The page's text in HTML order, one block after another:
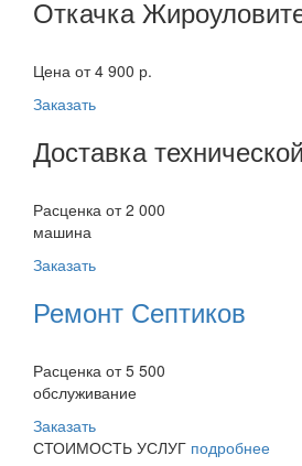
Откачка
Цена от 4 900 р.
Заказать
Доставка
Расценка от 2 000
машина
Заказать
Ремонт Септиков
Расценка от 5 500
обслуживание
Заказать
СТОИМОСТЬ УСЛУГ подробнее